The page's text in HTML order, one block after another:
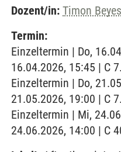
Dozent/in: Timon Beyes
Termin:
Einzeltermin | Do,
16.04.2026, 15:45 | C
Einzeltermin | Do,
21.05.2026, 19:00 | C
Einzeltermin | Mi,
24.06.2026, 14:00 | C